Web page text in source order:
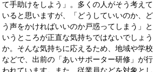
て手助けをしよう」。多くの人がそう考えて
いると思いますが、「どうしていいのか、ど
う声をかければいいのか戸惑ってしまう」と
いうところが正直な気持ちではないでしょう
か。そんな気持ちに応えるため、地域や学校
などで、出前の「あいサポーター研修」が行